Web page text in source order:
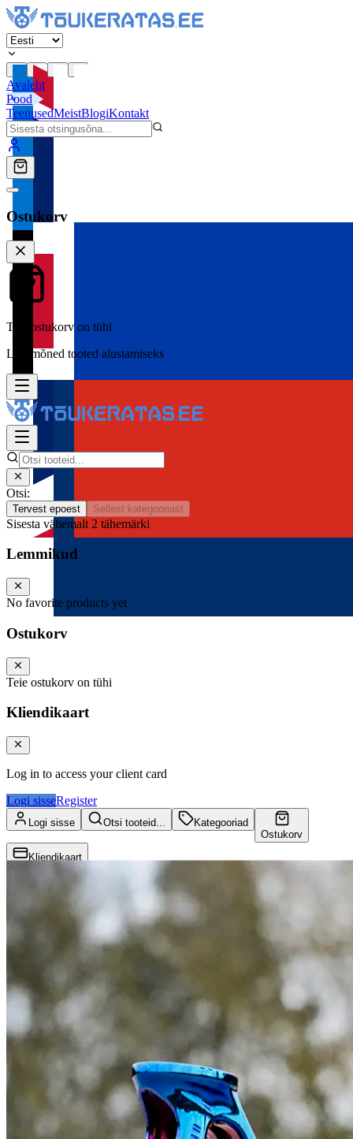
Avaleht
Pood
TeenusedMeistBlogiKontakt
Ostukorv
Teie ostukorv on tühi
Lisa mõned tooted alustamiseks
Otsi:
Tervest epoest Sellest kategooriast
Sisesta vähemalt 2 tähemärki
Lemmikud
No favorite products yet
Ostukorv
Teie ostukorv on tühi
Kliendikaart
Log in to access your client card
Logi sisseRegister
Logi sisse Otsi tooteid...
Kategooriad
Ostukorv
Kliendikaart